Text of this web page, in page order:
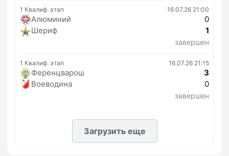
1 Квалиф. этап 16.07.26 21:00
Алюминий
0
Шериф
1
завершен
1 Квалиф. этап 16.07.26 21:15
Ференцварош
3
Воеводина
0
завершен
Загрузить еще